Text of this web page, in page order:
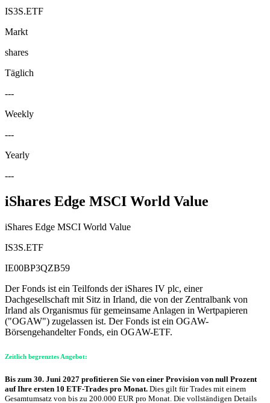
IS3S.ETF
Markt
shares
Täglich
---
Weekly
---
Yearly
---
iShares Edge MSCI World Value
iShares Edge MSCI World Value
IS3S.ETF
IE00BP3QZB59
Der Fonds ist ein Teilfonds der iShares IV plc, einer
Dachgesellschaft mit Sitz in Irland, die von der Zentralbank von
Irland als Organismus für gemeinsame Anlagen in Wertpapieren
("OGAW") zugelassen ist. Der Fonds ist ein OGAW-
Börsengehandelter Fonds, ein OGAW-ETF.
Zeitlich begrenztes Angebot:
Bis zum 30. Juni 2027 profitieren Sie von einer Provision von null Prozent
auf Ihre ersten 10 ETF-Trades pro Monat. Dies gilt für Trades mit einem
Gesamtumsatz von bis zu 200.000 EUR pro Monat. Die vollständigen Details